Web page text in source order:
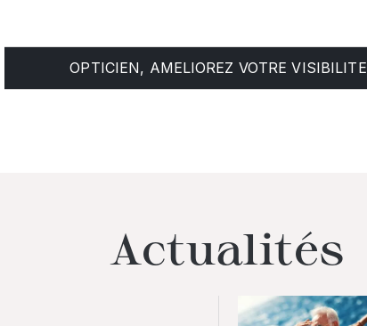
OPTICIEN, AMELIOREZ VOTRE VISIBILITE
Actualités